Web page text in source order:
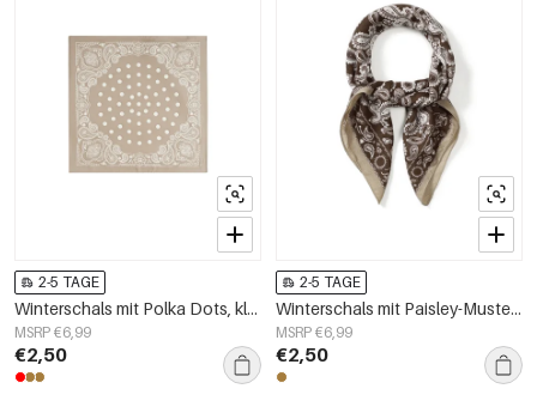
2-5 TAGE
Winterschals mit Polka Dots, klassisch, aus Kunstseide, Accessoires für jeden Tag
MSRP €6,99
€2,50
2-5 TAGE
Winterschals mit Paisley-Muster, klassischer Samt, Accessoires für jeden Tag
MSRP €6,99
€2,50